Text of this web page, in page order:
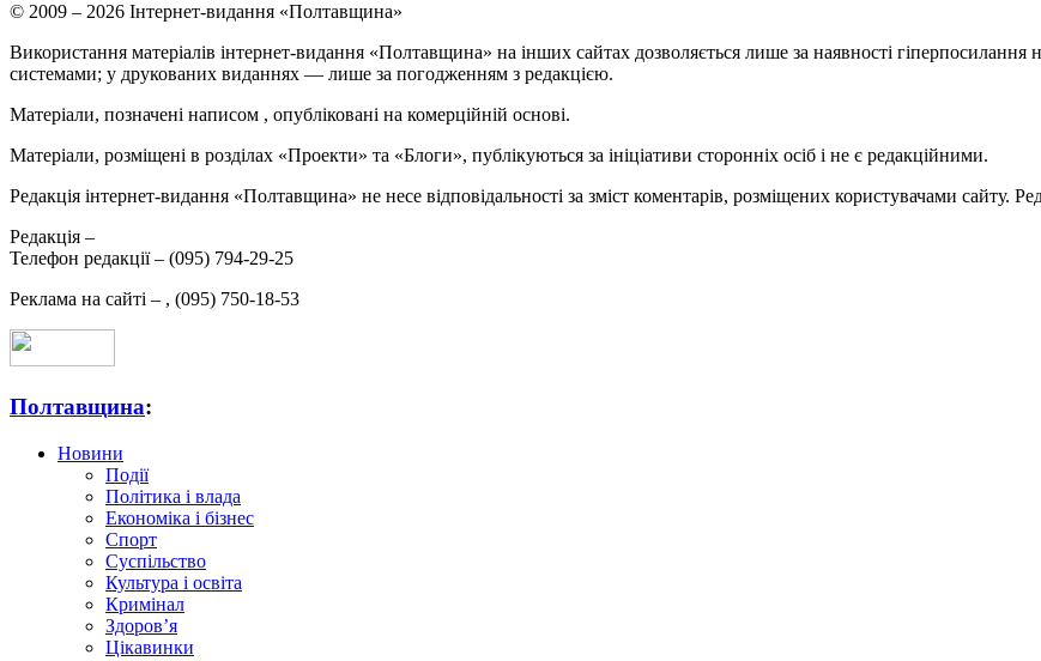
© 2009 – 2026 Інтернет-видання «Полтавщина»
Використання матеріалів інтернет-видання «Полтавщина» на інших сайтах дозволяється лише за наявності гіперпосилання
системами; у друкованих виданнях — лише за погодженням з редакцією.
Матеріали, позначені написом , опубліковані на комерційній основі.
Матеріали, розміщені в розділах «Проекти» та «Блоги», публікуються за ініціативи сторонніх осіб і не є редакційними.
Редакція інтернет-видання «Полтавщина» не несе відповідальності за зміст коментарів, розміщених користувачами сайту.
Редакція –
Телефон редакції – (095) 794-29-25
Реклама на сайті – , (095) 750-18-53
Полтавщина:
Новини
Події
Політика і влада
Економіка і бізнес
Спорт
Суспільство
Культура і освіта
Кримінал
Здоров’я
Цікавинки